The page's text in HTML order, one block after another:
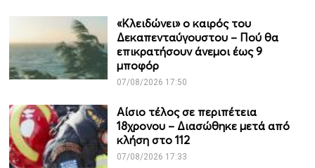
«Κλειδώνει» ο καιρός του
Δεκαπενταύγουστου – Πού θα
επικρατήσουν άνεμοι έως 9
μποφόρ
07/08/2026 17:50
Αίσιο τέλος σε περιπέτεια
18χρονου – Διασώθηκε μετά από
κλήση στο 112
07/08/2026 17:33